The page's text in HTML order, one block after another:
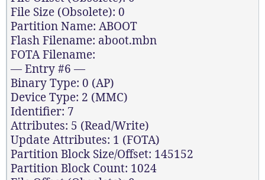
File Size (Obsolete): 0
Partition Name: ABOOT
Flash Filename: aboot.mbn
FOTA Filename:
— Entry #6 —
Binary Type: 0 (AP)
Device Type: 2 (MMC)
Identifier: 7
Attributes: 5 (Read/Write)
Update Attributes: 1 (FOTA)
Partition Block Size/Offset: 145152
Partition Block Count: 1024